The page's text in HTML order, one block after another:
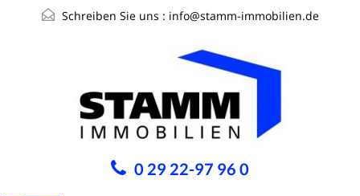
Schreiben Sie uns : info@stamm-immobilien.de
0 29 22-97 96 0